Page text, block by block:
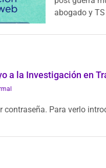
abogado y
a la Investigación en
contraseña. Para verlo